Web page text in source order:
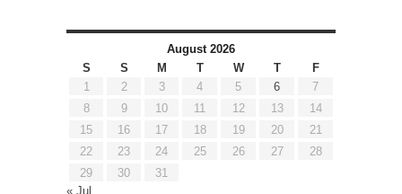
August 2026
S
S M T W T
F
1
2 3 4 5 6
7
8
9 10 11 12 13
14
15
16 17 18 19 20
21
22
23 24 25 26 27
28
29
30
31
« Jul